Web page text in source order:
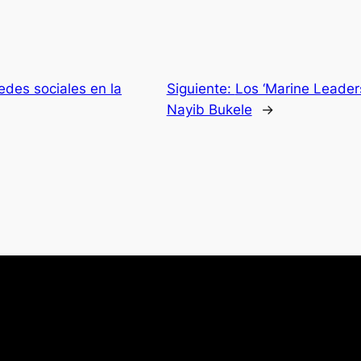
sociales en la
Siguiente: Los ‘Marine
Nayib Bukele
→